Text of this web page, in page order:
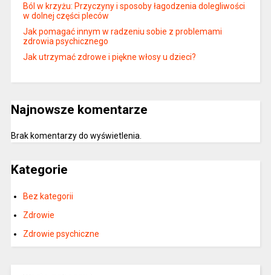
Ból w krzyżu: Przyczyny i sposoby łagodzenia dolegliwości
w dolnej części pleców
Jak pomagać innym w radzeniu sobie z problemami
zdrowia psychicznego
Jak utrzymać zdrowe i piękne włosy u dzieci?
Najnowsze komentarze
Brak komentarzy do wyświetlenia.
Kategorie
Bez kategorii
Zdrowie
Zdrowie psychiczne